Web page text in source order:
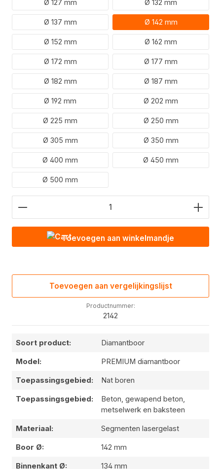
Ø 127 mm Ø 132 mm
Ø 137 mm Ø 142 mm
Ø 152 mm Ø 162 mm
Ø 172 mm Ø 177 mm
Ø 182 mm Ø 187 mm
Ø 192 mm Ø 202 mm
Ø 225 mm Ø 250 mm
Ø 305 mm Ø 350 mm
Ø 400 mm Ø 450 mm
Ø 500 mm
Hoeveelheid product: Voer de gewenste
Toevoegen aan winkelmandje
Toevoegen aan vergelijkingslijst
Productnummer:
2142
Soort product: Diamantboor
Model: PREMIUM diamantboor
Toepassingsgebied: Nat boren
Toepassingsgebied:
Beton, gewapend beton,
metselwerk en baksteen
Materiaal: Segmenten lasergelast
Boor Ø: 142 mm
Binnenkant Ø: 134 mm